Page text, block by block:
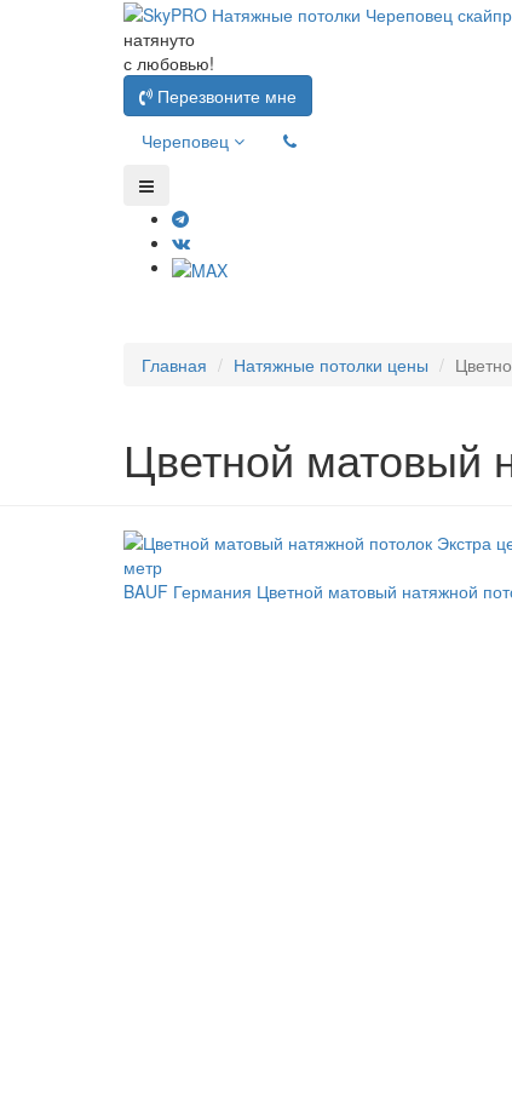
натянуто
с любовью!
Перезвоните мне
Череповец
Главная Натяжные потолки цены
Цветной матовый
BAUF Германия Цветной матовый натяжной